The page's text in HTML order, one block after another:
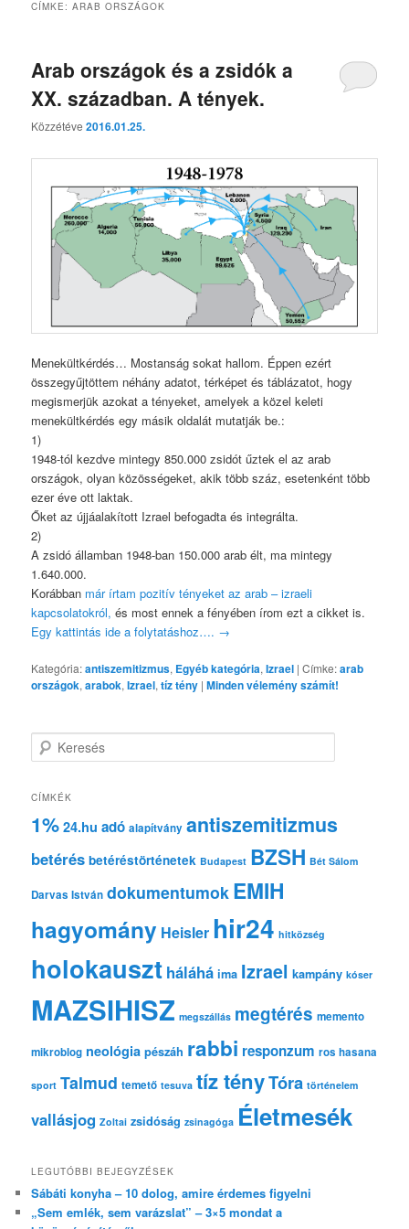
CÍMKE:ARAB ORSZÁGOK
Arab országok és a zsidók a
XX. században. A tények.
Közzétéve2016.01.25.
Menekültkérdés… Mostanság sokat hallom. Éppen ezért
összegyűjtöttem néhány adatot, térképet és táblázatot, hogy
megismerjük azokat a tényeket, amelyek a közel keleti
menekültkérdés egy másik oldalát mutatják be.:
1)
1948-tól kezdve mintegy 850.000 zsidót űztek el az arab
országok, olyan közösségeket, akik több száz, esetenként több
ezer éve ott laktak.
Őket az újjáalakított Izrael befogadta és integrálta.
2)
A zsidó államban 1948-ban 150.000 arab élt, ma mintegy
1.640.000.
Korábban már írtam pozitív tényeket az arab – izraeli
kapcsolatokról,és most ennek a fényében írom ezt a cikket is.
Egy kattintás ide a folytatáshoz…. →
Kategória:antiszemitizmus, Egyéb kategória,Izrael |Címke:arab
országok,arabok,Izrael,tíz tény |Minden vélemény számít!
e
e
é
CÍMKÉK
1% 24.hu adó alapítvány antiszemitizmus
betérés betéréstörténetek Budapest BZSH Bét Sálom
Darvas István dokumentumok EMIH
hagyomány Heisler hir24 hitközség
holokauszt háláhá ima Izrael kampány kóser
MAZSIHISZ megszállás megtérés memento
mikroblog neológia pészáh rabbi responzum ros hasana
sport Talmud temető tesuva tíz tényTóra történelem
vallásjog Zoltai zsidóság zsinagóga Életmesék
LEGUTÓBBI BEJEGYZÉSEK
Sábáti konyha – 10 dolog, amire érdemes figyelni
„Sem emlék, sem varázslat” – 3×5 mondat a